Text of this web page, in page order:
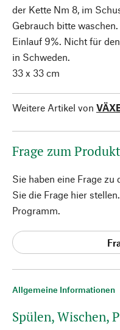
Allgemeine Informationen
Spülen, Wischen,
der Kette Nm 8, im
Gebrauch bitte
Einlauf 9%. Nicht für
in Schweden.
33 x 33 cm
Weitere Artikel von
Frage zum Produkt
Sie haben eine Frage zu
Sie die Frage hier
Programm.